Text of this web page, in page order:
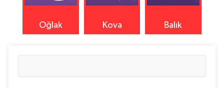
Oğlak Kova Balık